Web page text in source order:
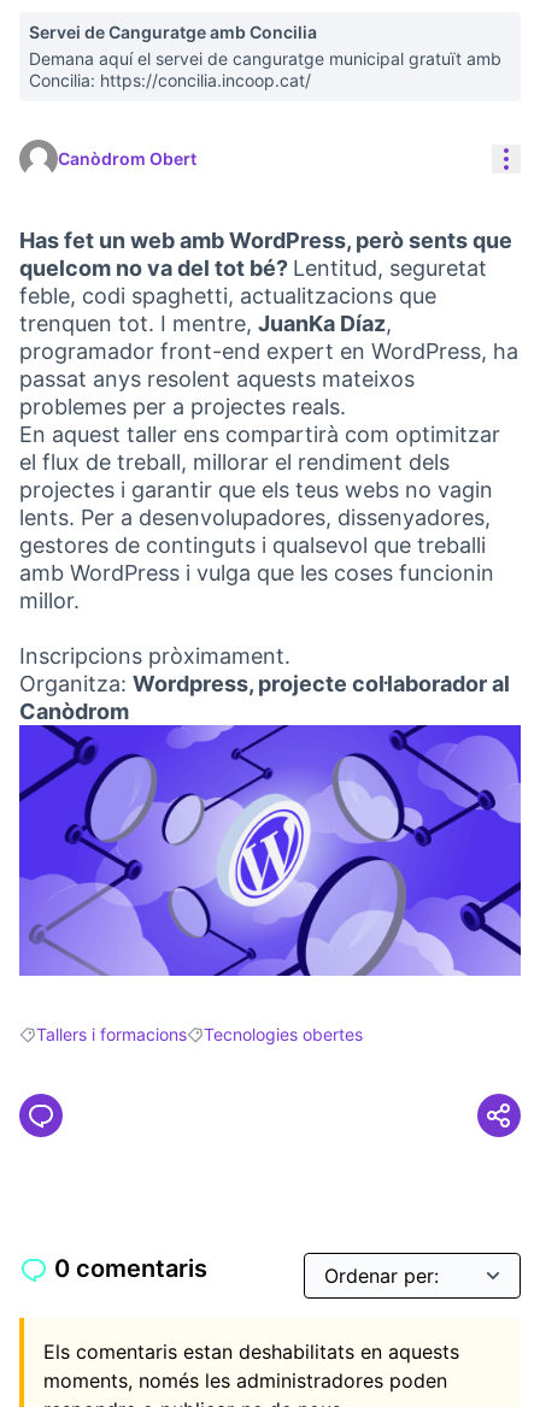
Servei de Canguratge amb Concilia
Demana aquí el servei de canguratge municipal gratuït amb
Concilia: https://concilia.incoop.cat/
Canòdrom Obert
Has fet un web amb WordPress, però sents que
quelcom no va del tot bé? Lentitud, seguretat
feble, codi spaghetti, actualitzacions que
trenquen tot. I mentre, JuanKa Díaz,
programador front-end expert en WordPress, ha
passat anys resolent aquests mateixos
problemes per a projectes reals.
En aquest taller ens compartirà com optimitzar
el flux de treball, millorar el rendiment dels
projectes i garantir que els teus webs no vagin
lents. Per a desenvolupadores, dissenyadores,
gestores de continguts i qualsevol que treballi
amb WordPress i vulga que les coses funcionin
millor.
Inscripcions pròximament.
Organitza: Wordpress, projecte col·laborador al
Canòdrom
Resultats en filtrar per: Tallers i formacions
Tallers i formacionsResultats en filtrar per: Tecnologies obertes
Tecnologies obertes
0 comentaris
Els comentaris estan deshabilitats en aquests
moments, només les administradores poden